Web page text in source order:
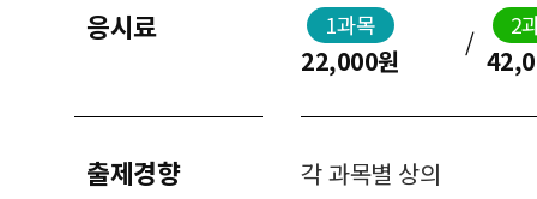
응시료 1과목
22,000원
/
2
출제경향 각 과목별 상의